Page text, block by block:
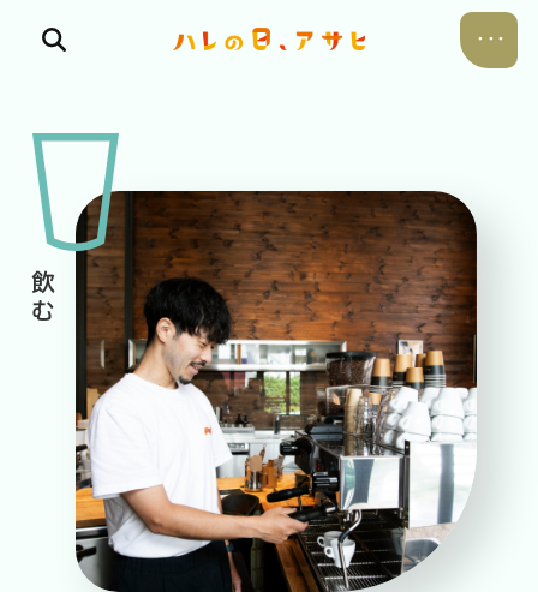
食べる
飲む
暮らす
考える